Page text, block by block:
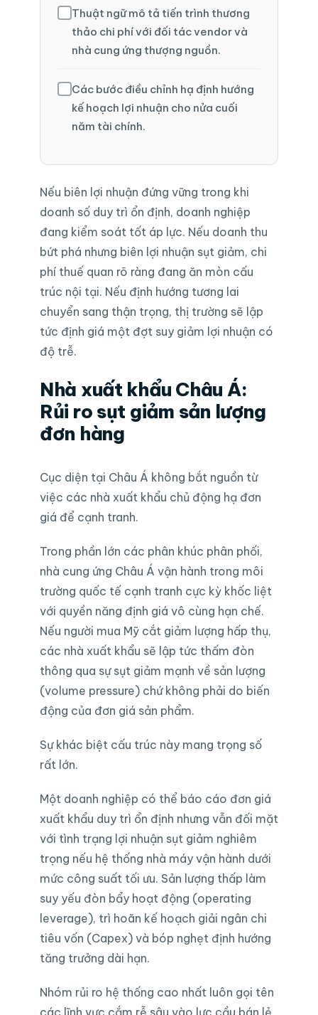
Thuật ngữ mô tả tiến trình thương
thảo chi phí với đối tác vendor và
nhà cung ứng thượng nguồn.
Các bước điều chỉnh hạ định hướng
kế hoạch lợi nhuận cho nửa cuối
năm tài chính.
Nếu biên lợi nhuận đứng vững trong khi
doanh số duy trì ổn định, doanh nghiệp
đang kiểm soát tốt áp lực. Nếu doanh thu
bứt phá nhưng biên lợi nhuận sụt giảm, chi
phí thuế quan rõ ràng đang ăn mòn cấu
trúc nội tại. Nếu định hướng tương lai
chuyển sang thận trọng, thị trường sẽ lập
tức định giá một đợt suy giảm lợi nhuận có
độ trễ.
Nhà xuất khẩu Châu Á:
Rủi ro sụt giảm sản lượng
đơn hàng
Cục diện tại Châu Á không bắt nguồn từ
việc các nhà xuất khẩu chủ động hạ đơn
giá để cạnh tranh.
Trong phần lớn các phân khúc phân phối,
nhà cung ứng Châu Á vận hành trong môi
trường quốc tế cạnh tranh cực kỳ khốc liệt
với quyền năng định giá vô cùng hạn chế.
Nếu người mua Mỹ cắt giảm lượng hấp thụ,
các nhà xuất khẩu sẽ lập tức thấm đòn
thông qua sự sụt giảm mạnh về sản lượng
(volume pressure) chứ không phải do biến
động của đơn giá sản phẩm.
Sự khác biệt cấu trúc này mang trọng số
rất lớn.
Một doanh nghiệp có thể báo cáo đơn giá
xuất khẩu duy trì ổn định nhưng vẫn đối mặt
với tình trạng lợi nhuận sụt giảm nghiêm
trọng nếu hệ thống nhà máy vận hành dưới
mức công suất tối ưu. Sản lượng thấp làm
suy yếu đòn bẩy hoạt động (operating
leverage), trì hoãn kế hoạch giải ngân chi
tiêu vốn (Capex) và bóp nghẹt định hướng
tăng trưởng dài hạn.
Nhóm rủi ro hệ thống cao nhất luôn gọi tên
các lĩnh vực cắm rễ sâu vào lực cầu bán lẻ